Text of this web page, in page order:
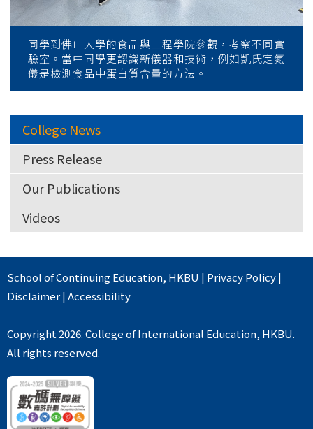
同學到佛山大學的食品與工程學院參觀，考察不同實
驗室。當中同學更認識新儀器和技術，例如凱氏定氮
儀是檢測食品中蛋白質含量的方法。
College News
Press Release
Our Publications
Videos
School of Continuing Education, HKBU | Privacy Policy|
Disclaimer|Accessibility
Copyright 2026. College of International Education, HKBU.
All rights reserved.